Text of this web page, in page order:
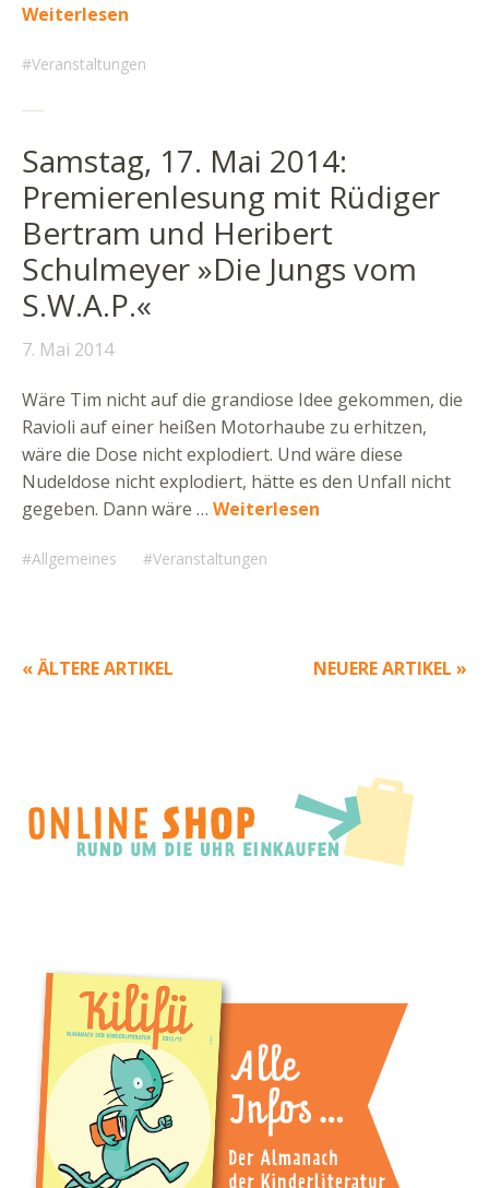
Weiterlesen
Veranstaltungen
Samstag, 17. Mai 2014:
Premierenlesung mit Rüdiger
Bertram und Heribert
Schulmeyer »Die Jungs vom
S.W.A.P.«
7. Mai 2014
Wäre Tim nicht auf die grandiose Idee gekommen, die
Ravioli auf einer heißen Motorhaube zu erhitzen,
wäre die Dose nicht explodiert. Und wäre diese
Nudeldose nicht explodiert, hätte es den Unfall nicht
gegeben. Dann wäre … Weiterlesen
Allgemeines Veranstaltungen
« ÄLTERE ARTIKEL NEUERE ARTIKEL »